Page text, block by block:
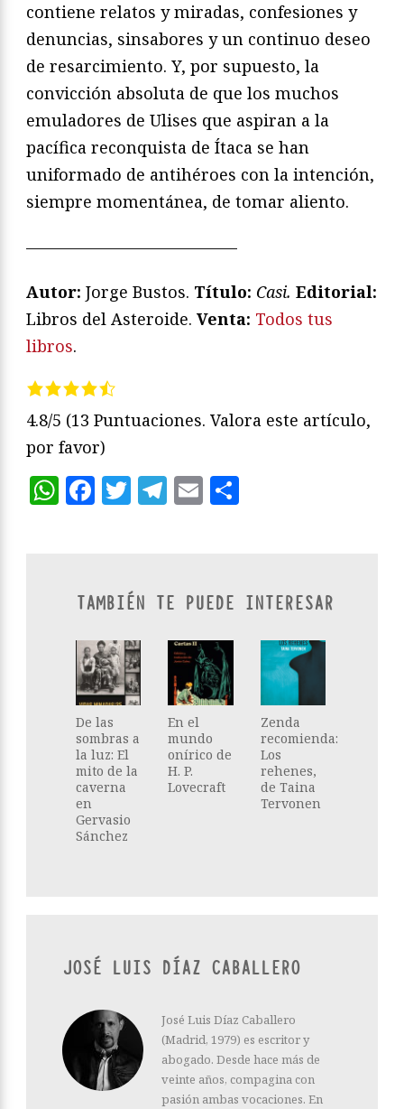
contiene relatos y miradas, confesiones y
denuncias, sinsabores y un continuo deseo
de resarcimiento. Y, por supuesto, la
convicción absoluta de que los muchos
emuladores de Ulises que aspiran a la
pacífica reconquista de Ítaca se han
uniformado de antihéroes con la intención,
siempre momentánea, de tomar aliento.
—————————————
Autor: Jorge Bustos. Título: Casi. Editorial:
Libros del Asteroide. Venta: Todos tus
libros.
4.8/5 (13 Puntuaciones. Valora este artículo,
por favor)
WhatsApp
Facebook
Twitter
Telegram
Email
TAMBIÉN TE PUEDE INTERESAR
De las
sombras a
la luz: El
mito de la
caverna
en
Gervasio
Sánchez
En el
mundo
onírico de
H. P.
Lovecraft
Zenda
recomienda:
Los
rehenes,
de Taina
Tervonen
JOSÉ LUIS DÍAZ CABALLERO
José Luis Díaz Caballero
(Madrid, 1979) es escritor y
abogado. Desde hace más de
veinte años, compagina con
pasión ambas vocaciones. En